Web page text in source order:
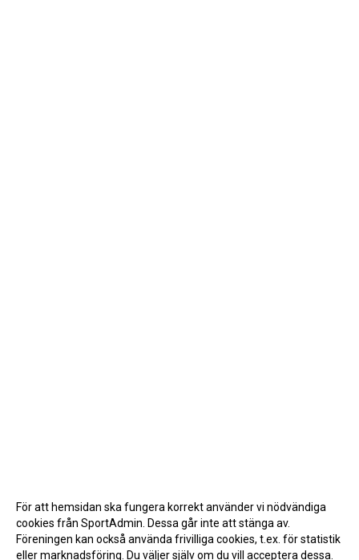
För att hemsidan ska fungera korrekt använder vi nödvändiga
cookies från SportAdmin. Dessa går inte att stänga av.
Föreningen kan också använda frivilliga cookies, t.ex. för statistik
eller marknadsföring. Du väljer själv om du vill acceptera dessa.